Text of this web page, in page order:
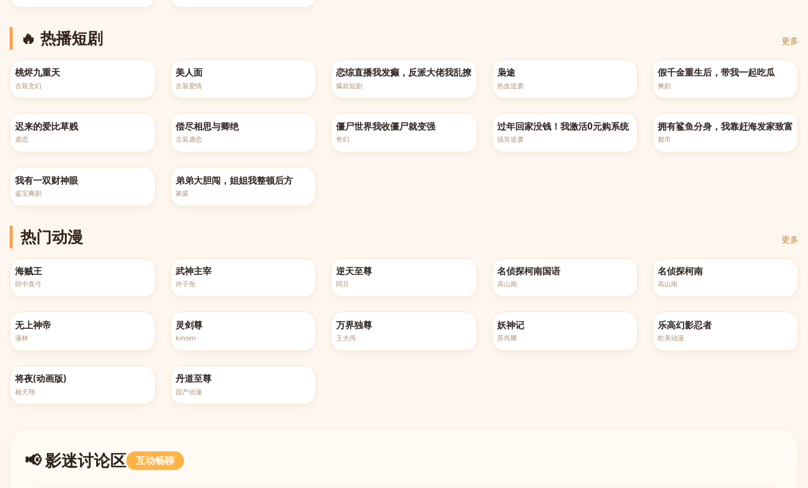
🔥 热播短剧 更多
桃烬九重天
古装玄幻
美人面
古装爱情
恋综直播我发癫，反派大佬我乱撩
爆款短剧
枭途
热血逆袭
假千金重生后，带我一起吃瓜
爽剧
迟来的爱比草贱
虐恋
偿尽相思与卿绝
古装虐恋
僵尸世界我收僵尸就变强
奇幻
过年回家没钱！我激活0元购系统
搞笑逆袭
拥有鲨鱼分身，我靠赶海发家致富
都市
我有一双财神眼
鉴宝爽剧
弟弟大胆闯，姐姐我整顿后方
家庭
热门动漫 更多
更新至第1162集
海贼王
田中真弓
武神主宰
许子尧
逆天至尊
阿旦
名侦探柯南国语
高山南
名侦探柯南
高山南
无上神帝
溪林
灵剑尊
kinsen
万界独尊
王大伟
妖神记
苏尚卿
乐高幻影忍者
欧美动漫
更新至第6集
将夜(动画版)
杨天翔
更新至第176集
丹道至尊
国产动漫
📢 影迷讨论区 互动畅聊